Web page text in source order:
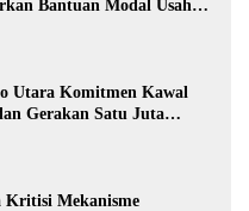
Bantuan Modal Usaha
Utara Komitmen Kawal
Gerakan Satu Juta
Kritisi Mekanisme